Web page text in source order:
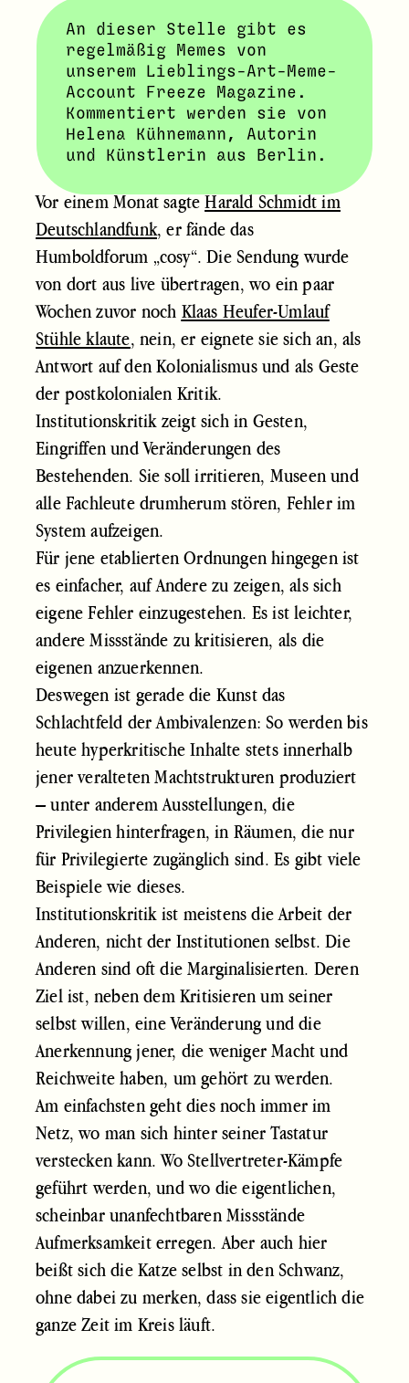
An dieser Stelle gibt es
regelmäßig Memes von
unserem Lieblings-Art-Meme-
Account Freeze Magazine.
Kommentiert werden sie von
Helena Kühnemann, Autorin
und Künstlerin aus Berlin.
Vor einem Monat sagteHarald Schmidt im
Deutschlandfunk, er fände das
Humboldforum „cosy“. Die Sendung wurde
von dort aus live übertragen, wo ein paar
Wochen zuvor noch Klaas Heufer-Umlauf
Stühle klaute, nein, er eignete sie sich an, als
Antwort auf den Kolonialismus und als Geste
der postkolonialen Kritik.
Institutionskritik zeigt sich in Gesten,
Eingriffen und Veränderungen des
Bestehenden. Sie soll irritieren, Museen und
alle Fachleute drumherum stören, Fehler im
System aufzeigen.
Für jene etablierten Ordnungen hingegen ist
es einfacher, auf Andere zu zeigen, als sich
eigene Fehler einzugestehen. Es ist leichter,
andere Missstände zu kritisieren, als die
eigenen anzuerkennen.
Deswegen ist gerade die Kunst das
Schlachtfeld der Ambivalenzen: So werden bis
heute hyperkritische Inhalte stets innerhalb
jener veralteten Machtstrukturen produziert
– unter anderem Ausstellungen, die
Privilegien hinterfragen, in Räumen, die nur
für Privilegierte zugänglich sind. Es gibt viele
Beispiele wie dieses.
Institutionskritik ist meistens die Arbeit der
Anderen, nicht der Institutionen selbst. Die
Anderen sind oft die Marginalisierten. Deren
Ziel ist, neben dem Kritisieren um seiner
selbst willen, eine Veränderung und die
Anerkennung jener, die weniger Macht und
Reichweite haben, um gehört zu werden.
Am einfachsten geht dies noch immer im
Netz, wo man sich hinter seiner Tastatur
verstecken kann. Wo Stellvertreter-Kämpfe
geführt werden, und wo die eigentlichen,
scheinbar unanfechtbaren Missstände
Aufmerksamkeit erregen. Aber auch hier
beißt sich die Katze selbst in den Schwanz,
ohne dabei zu merken, dass sie eigentlich die
ganze Zeit im Kreis läuft.